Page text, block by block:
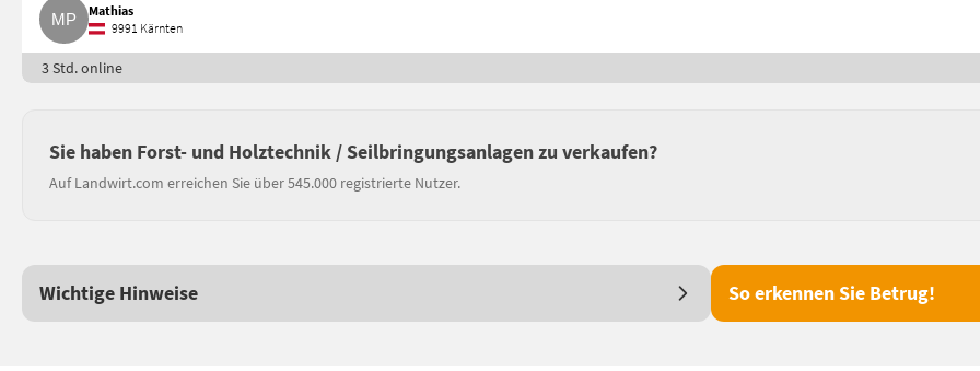
Mathias
9991 Kärnten
3 Std. online
Sie haben Forst- und Holztechnik / Seilbringungsanlagen zu verkaufen?
Auf Landwirt.com erreichen Sie über 545.000 registrierte Nutzer.
Wichtige Hinweise So erkennen Sie Betrug!